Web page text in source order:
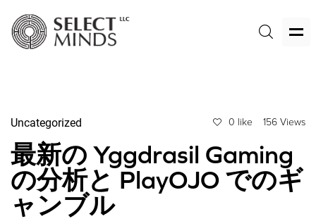
Uncategorized 0 like 156 Views
最新の Yggdrasil Gaming
の分析と PlayOJO でのギ
ャンブル